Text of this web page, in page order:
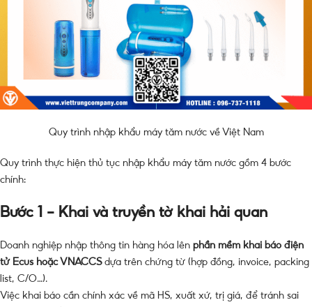
Quy trình nhập khẩu máy tăm nước về Việt Nam
Quy trình thực hiện thủ tục nhập khẩu máy tăm nước gồm 4 bước
chính:
Bước 1 – Khai và truyền tờ khai hải quan
Doanh nghiệp nhập thông tin hàng hóa lên phần mềm khai báo điện
tử Ecus hoặc VNACCSdựa trên chứng từ (hợp đồng, invoice, packing
list, C/O…).
Việc khai báo cần chính xác về mã HS, xuất xứ, trị giá, để tránh sai